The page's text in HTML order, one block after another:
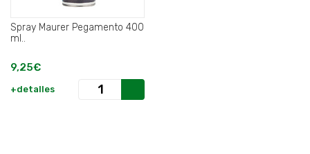
Spray Maurer Pegamento 400
ml..
9,25€
+detalles